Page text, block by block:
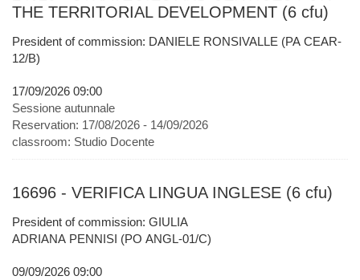
THE TERRITORIAL DEVELOPMENT (6 cfu)
President of commission: DANIELE RONSIVALLE (PA CEAR-
12/B)
17/09/2026 09:00
Sessione autunnale
Reservation: 17/08/2026 - 14/09/2026
classroom: Studio Docente
16696 - VERIFICA LINGUA INGLESE (6 cfu)
President of commission: GIULIA
ADRIANA PENNISI (PO ANGL-01/C)
09/09/2026 09:00